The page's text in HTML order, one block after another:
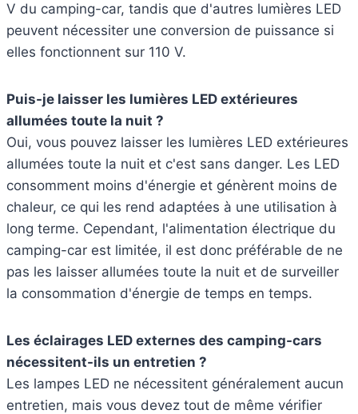
V du camping-car, tandis que d'autres lumières LED
peuvent nécessiter une conversion de puissance si
elles fonctionnent sur 110 V.
Puis-je laisser les lumières LED extérieures
allumées toute la nuit ?
Oui, vous pouvez laisser les lumières LED extérieures
allumées toute la nuit et c'est sans danger. Les LED
consomment moins d'énergie et génèrent moins de
chaleur, ce qui les rend adaptées à une utilisation à
long terme. Cependant, l'alimentation électrique du
camping-car est limitée, il est donc préférable de ne
pas les laisser allumées toute la nuit et de surveiller
la consommation d'énergie de temps en temps.
Les éclairages LED externes des camping-cars
nécessitent-ils un entretien ?
Les lampes LED ne nécessitent généralement aucun
entretien, mais vous devez tout de même vérifier